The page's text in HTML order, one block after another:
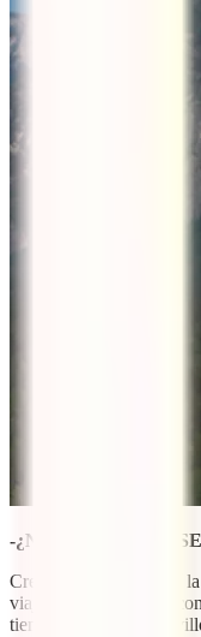
-¿NACISTE CON
Creo que siempre sentí
viajera de la familia y
tiempos. Leer es